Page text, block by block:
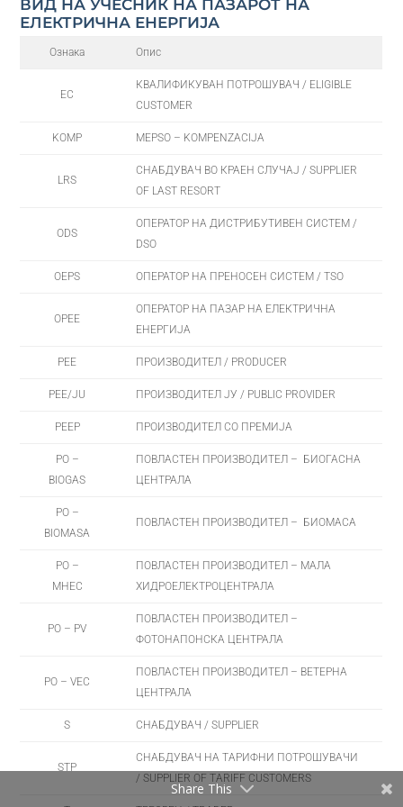
ВИД НА УЧЕСНИК НА ПАЗАРОТ НА
ЕЛЕКТРИЧНА ЕНЕРГИЈА
Ознака Опис
EC
КВАЛИФИКУВАН ПОТРОШУВАЧ / ELIGIBLE
CUSTOMER
KOMP MEPSO – KOMPENZACIJA
LRS
СНАБДУВАЧ ВО КРАЕН СЛУЧАЈ / SUPPLIER
OF LAST RESORT
ODS
ОПЕРАТОР НА ДИСТРИБУТИВЕН СИСТЕМ /
DSO
OEPS ОПЕРАТОР НА ПРЕНОСЕН СИСТЕМ / TSO
OPEЕ
ОПЕРАТОР НА ПАЗАР НА ЕЛЕКТРИЧНА
ЕНЕРГИЈА
PEE ПРОИЗВОДИТЕЛ / PRODUCER
PEE/JU ПРОИЗВОДИТЕЛ ЈУ / PUBLIC PROVIDER
PEEP ПРОИЗВОДИТЕЛ СО ПРЕМИЈА
PO –
BIOGAS
ПОВЛАСТЕН ПРОИЗВОДИТЕЛ – БИОГАСНА
ЦЕНТРАЛА
PO –
BIOMASA
ПОВЛАСТЕН ПРОИЗВОДИТЕЛ – БИОМАСА
PO –
MHEC
ПОВЛАСТЕН ПРОИЗВОДИТЕЛ – МАЛА
ХИДРОЕЛЕКТРОЦЕНТРАЛА
PO – PV
ПОВЛАСТЕН ПРОИЗВОДИТЕЛ –
ФОТОНАПОНСКА ЦЕНТРАЛА
PO – VEC
ПОВЛАСТЕН ПРОИЗВОДИТЕЛ – ВЕТЕРНА
ЦЕНТРАЛА
S СНАБДУВАЧ / SUPPLIER
STP
СНАБДУВАЧ НА ТАРИФНИ ПОТРОШУВАЧИ
/ SUPPLIER OF TARIFF CUSTOMERS
Share This